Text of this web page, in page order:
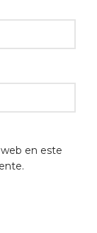
en este